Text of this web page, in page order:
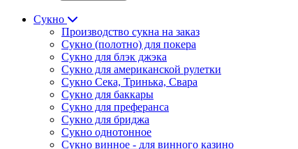
Сукно
Производство сукна на заказ
Сукно (полотно) для покера
Сукно для блэк джэка
Сукно для американской рулетки
Сукно Сека, Тринька, Свара
Сукно для баккары
Сукно для преферанса
Сукно для бриджа
Сукно однотонное
Сукно винное - для винного казино